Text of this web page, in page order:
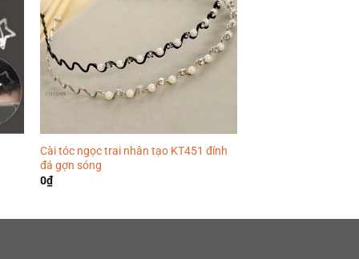
Cài tóc ngọc trai nhân tạo KT451 đính
đá gợn sóng
0₫